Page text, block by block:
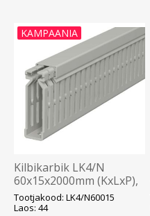
KAMPAANIA
Kilbikarbik LK4/N
60x15x2000mm (KxLxP),
hall, OBO
Tootjakood: LK4/N60015
Laos: 44